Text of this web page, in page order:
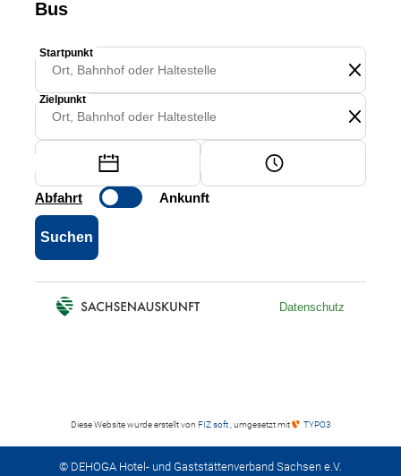
Diese Website wurde erstellt von FIZ soft , umgesetzt mit TYPO3
© DEHOGA Hotel- und Gaststättenverband Sachsen e.V.